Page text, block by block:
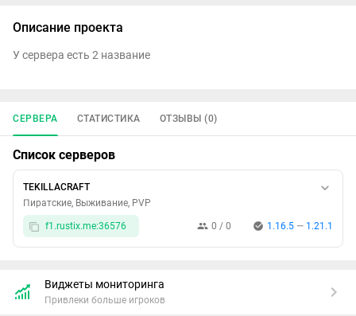
Описание проекта
У сервера есть 2 название
СЕРВЕРА СТАТИСТИКА ОТЗЫВЫ (0)
Список серверов
TEKILLACRAFT
Пиратские, Выживание, PVP
0 / 0 1.16.5 — 1.21.1
f1.rustix.me:36576
Виджеты мониторинга
Привлеки больше игроков